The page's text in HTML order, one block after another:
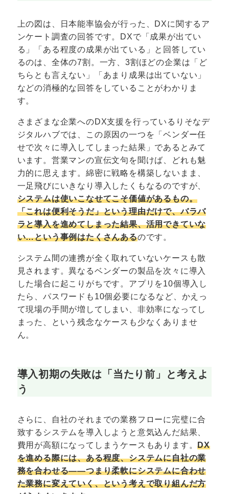
上の図は、日本能率協会が行った、DXに関するア
ンケート調査の回答です。DXで「成果が出てい
る」「ある程度の成果が出ている」と回答してい
るのは、全体の7割。一方、3割ほどの企業は「ど
ちらとも言えない」「あまり成果は出ていない」
などの消極的な回答をしていることがわかりま
す。
さまざまな企業へのDX支援を行っているりそなデ
ジタルハブでは、この原因の一つを「ベンダー任
せで次々に導入してしまった結果」であるとみて
います。営業マンの宣伝文句を聞けば、どれも魅
力的に思えます。綿密に戦略を構築しないまま、
一足飛びにいきなり導入したくもなるのですが、
システムは使いこなせてこそ価値があるもの。
「これは便利そうだ」という理由だけで、バラバ
ラと導入を進めてしまった結果、活用できていな
い…という事例はたくさんあるのです。
システム間の連携が全く取れていないケースも散
見されます。異なるベンダーの製品を次々に導入
した場合に起こりがちです。アプリを10個導入し
たら、パスワードも10個必要になるなど、かえっ
て現場の手間が増してしまい、非効率になってし
まった、という残念なケースも少なくありませ
ん。
導入初期の失敗は「当たり前」と考えよ
う
さらに、自社のそれまでの業務フローに完璧に合
致するシステムを導入しようと意気込んだ結果、
費用が高額になってしまうケースもあります。DX
を進める際には、ある程度、システムに自社の業
務を合わせる――つまり柔軟にシステムに合わせ
た業務に変えていく、という考えで取り組んだ方